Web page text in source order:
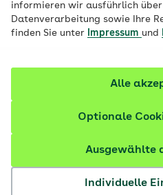
informieren wir ausführlich
Datenverarbeitung sowie Ihre
finden Sie unter
Impressum und
Individuelle
Ausgewählte
Optionale
Alle